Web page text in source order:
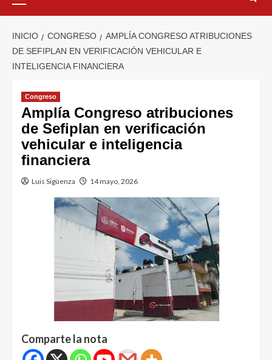
INICIO CONGRESO
AMPLÍA CONGRESO ATRIBUCIONES
DE SEFIPLAN EN VERIFICACIÓN VEHICULAR E
INTELIGENCIA FINANCIERA
Congreso
Amplía Congreso atribuciones
de Sefiplan en verificación
vehicular e inteligencia
financiera
Luis Sigüenza 14 mayo, 2026
Comparte la nota